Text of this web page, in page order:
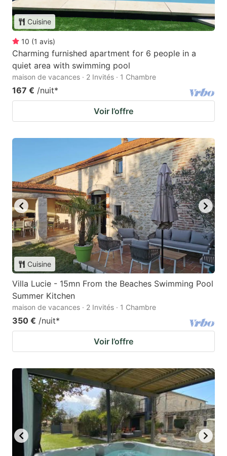
Cuisine
10 (1 avis)
Charming furnished apartment for 6 people in a
quiet area with swimming pool
maison de vacances · 2 Invités · 1 Chambre
167 € /nuit*
Voir l’offre
Cuisine
Villa Lucie - 15mn From the Beaches Swimming Pool
Summer Kitchen
maison de vacances · 2 Invités · 1 Chambre
350 € /nuit*
Voir l’offre